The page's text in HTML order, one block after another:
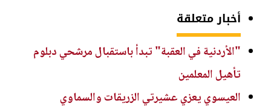
أخبار متعلقة
"الأردنية في العقبة" تبدأ باستقبال مرشحي دبلوم
تأهيل المعلمين
العيسوي يعزي عشيرتي الزريقات والسماوي